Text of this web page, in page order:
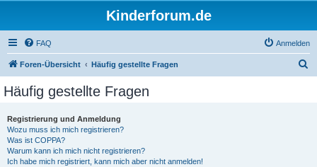
Kinderforum.de
FAQ Anmelden
Foren-Übersicht Häufig gestellte Fragen
Häufig gestellte Fragen
Registrierung und Anmeldung
Wozu muss ich mich registrieren?
Was ist COPPA?
Warum kann ich mich nicht registrieren?
Ich habe mich registriert, kann mich aber nicht anmelden!